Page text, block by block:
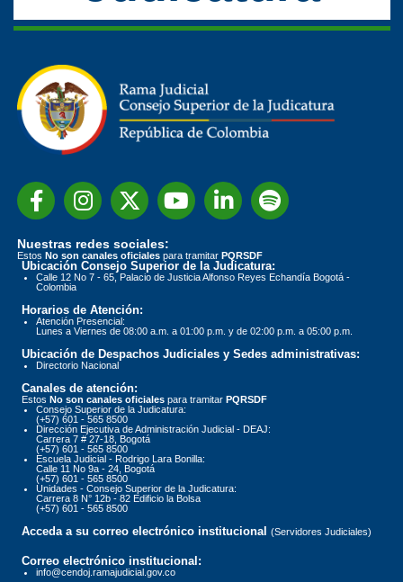
Nuestras redes sociales:
Estos No son canales oficiales para tramitar PQRSDF
Ubicación Consejo Superior de la Judicatura:
Calle 12 No 7 - 65, Palacio de Justicia Alfonso Reyes Echandía Bogotá -
Colombia
Horarios de Atención:
Atención Presencial:
Lunes a Viernes de 08:00 a.m. a 01:00 p.m. y de 02:00 p.m. a 05:00 p.m.
Ubicación de Despachos Judiciales y Sedes administrativas:
Directorio Nacional
Canales de atención:
Estos No son canales oficiales para tramitar PQRSDF
Consejo Superior de la Judicatura:
(+57) 601 - 565 8500
Dirección Ejecutiva de Administración Judicial - DEAJ:
Carrera 7 # 27-18, Bogotá
(+57) 601 - 565 8500
Escuela Judicial - Rodrigo Lara Bonilla:
Calle 11 No 9a - 24, Bogotá
(+57) 601 - 565 8500
Unidades - Consejo Superior de la Judicatura:
Carrera 8 N° 12b - 82 Edificio la Bolsa
(+57) 601 - 565 8500
Acceda a su correo electrónico institucional (Servidores Judiciales)
Correo electrónico institucional:
info@cendoj.ramajudicial.gov.co